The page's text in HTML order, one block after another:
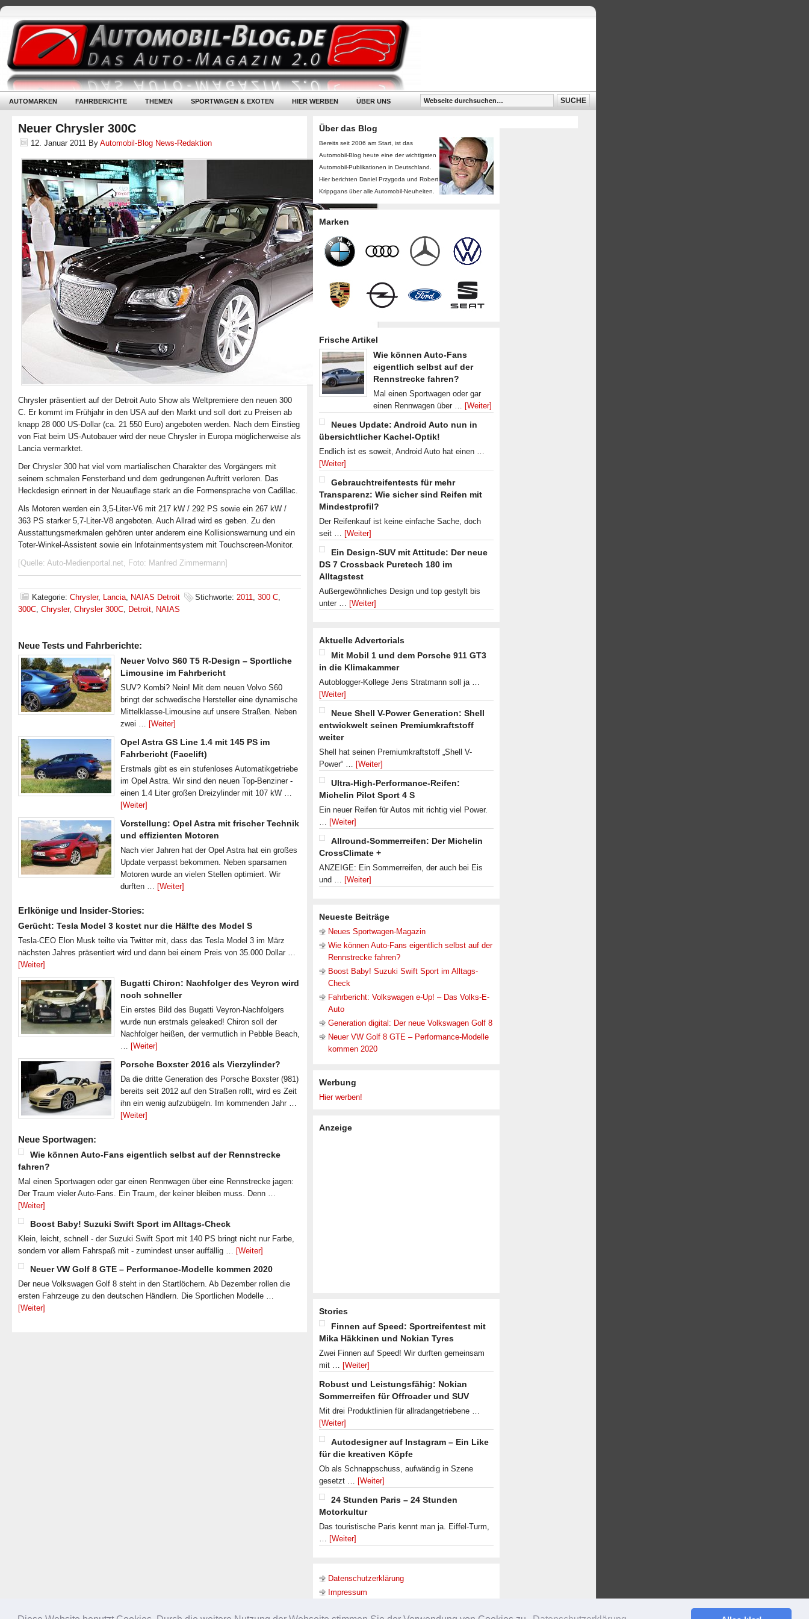
AUTOMARKEN FAHRBERICHTE THEMEN SPORTWAGEN & EXOTEN HIER WERBEN ÜBER UNS
Neuer Chrysler 300C
12. Januar 2011 By Automobil-Blog News-Redaktion
Chrysler präsentiert auf der Detroit Auto Show als Weltpremiere den neuen 300
C. Er kommt im Frühjahr in den USA auf den Markt und soll dort zu Preisen ab
knapp 28 000 US-Dollar (ca. 21 550 Euro) angeboten werden. Nach dem Einstieg
von Fiat beim US-Autobauer wird der neue Chrysler in Europa möglicherweise als
Lancia vermarktet.
Der Chrysler 300 hat viel vom martialischen Charakter des Vorgängers mit
seinem schmalen Fensterband und dem gedrungenen Auftritt verloren. Das
Heckdesign erinnert in der Neuauflage stark an die Formensprache von Cadillac.
Als Motoren werden ein 3,5-Liter-V6 mit 217 kW / 292 PS sowie ein 267 kW /
363 PS starker 5,7-Liter-V8 angeboten. Auch Allrad wird es geben. Zu den
Ausstattungsmerkmalen gehören unter anderem eine Kollisionswarnung und ein
Toter-Winkel-Assistent sowie ein Infotainmentsystem mit Touchscreen-Monitor.
[Quelle: Auto-Medienportal.net, Foto: Manfred Zimmermann]
Kategorie: Chrysler, Lancia, NAIAS Detroit Stichworte: 2011, 300 C,
300C, Chrysler, Chrysler 300C, Detroit, NAIAS
Neue Tests und Fahrberichte:
Neuer Volvo S60 T5 R-Design – Sportliche
Limousine im Fahrbericht
SUV? Kombi? Nein! Mit dem neuen Volvo S60
bringt der schwedische Hersteller eine dynamische
Mittelklasse-Limousine auf unsere Straßen. Neben
zwei … [Weiter]
Opel Astra GS Line 1.4 mit 145 PS im
Fahrbericht (Facelift)
Erstmals gibt es ein stufenloses Automatikgetriebe
im Opel Astra. Wir sind den neuen Top-Benziner -
einen 1.4 Liter großen Dreizylinder mit 107 kW …
[Weiter]
Vorstellung: Opel Astra mit frischer Technik
und effizienten Motoren
Nach vier Jahren hat der Opel Astra hat ein großes
Update verpasst bekommen. Neben sparsamen
Motoren wurde an vielen Stellen optimiert. Wir
durften … [Weiter]
Erlkönige und Insider-Stories:
Gerücht: Tesla Model 3 kostet nur die Hälfte des Model S
Tesla-CEO Elon Musk teilte via Twitter mit, dass das Tesla Model 3 im März
nächsten Jahres präsentiert wird und dann bei einem Preis von 35.000 Dollar …
[Weiter]
Bugatti Chiron: Nachfolger des Veyron wird
noch schneller
Ein erstes Bild des Bugatti Veyron-Nachfolgers
wurde nun erstmals geleaked! Chiron soll der
Nachfolger heißen, der vermutlich in Pebble Beach,
… [Weiter]
Porsche Boxster 2016 als Vierzylinder?
Da die dritte Generation des Porsche Boxster (981)
bereits seit 2012 auf den Straßen rollt, wird es Zeit
ihn ein wenig aufzubügeln. Im kommenden Jahr …
[Weiter]
Neue Sportwagen:
Wie können Auto-Fans eigentlich selbst auf der Rennstrecke
fahren?
Mal einen Sportwagen oder gar einen Rennwagen über eine Rennstrecke jagen:
Der Traum vieler Auto-Fans. Ein Traum, der keiner bleiben muss. Denn …
[Weiter]
Boost Baby! Suzuki Swift Sport im Alltags-Check
Klein, leicht, schnell - der Suzuki Swift Sport mit 140 PS bringt nicht nur Farbe,
sondern vor allem Fahrspaß mit - zumindest unser auffällig … [Weiter]
Neuer VW Golf 8 GTE – Performance-Modelle kommen 2020
Der neue Volkswagen Golf 8 steht in den Startlöchern. Ab Dezember rollen die
ersten Fahrzeuge zu den deutschen Händlern. Die Sportlichen Modelle …
[Weiter]
Über das Blog
Bereits seit 2006 am Start, ist das
Automobil-Blog heute eine der wichtigsten
Automobil-Publikationen in Deutschland.
Hier berichten Daniel Przygoda und Robert
Krippgans über alle Automobil-Neuheiten.
Marken
Frische Artikel
Wie können Auto-Fans
eigentlich selbst auf der
Rennstrecke fahren?
Mal einen Sportwagen oder gar
einen Rennwagen über … [Weiter]
Neues Update: Android Auto nun in
übersichtlicher Kachel-Optik!
Endlich ist es soweit, Android Auto hat einen …
[Weiter]
Gebrauchtreifentests für mehr
Transparenz: Wie sicher sind Reifen mit
Mindestprofil?
Der Reifenkauf ist keine einfache Sache, doch
seit … [Weiter]
Ein Design-SUV mit Attitude: Der neue
DS 7 Crossback Puretech 180 im
Alltagstest
Außergewöhnliches Design und top gestylt bis
unter … [Weiter]
Aktuelle Advertorials
Mit Mobil 1 und dem Porsche 911 GT3
in die Klimakammer
Autoblogger-Kollege Jens Stratmann soll ja …
[Weiter]
Neue Shell V-Power Generation: Shell
entwickwelt seinen Premiumkraftstoff
weiter
Shell hat seinen Premiumkraftstoff „Shell V-
Power“ … [Weiter]
Ultra-High-Performance-Reifen:
Michelin Pilot Sport 4 S
Ein neuer Reifen für Autos mit richtig viel Power.
… [Weiter]
Allround-Sommerreifen: Der Michelin
CrossClimate +
ANZEIGE: Ein Sommerreifen, der auch bei Eis
und … [Weiter]
Neueste Beiträge
Neues Sportwagen-Magazin
Wie können Auto-Fans eigentlich selbst auf der
Rennstrecke fahren?
Boost Baby! Suzuki Swift Sport im Alltags-
Check
Fahrbericht: Volkswagen e-Up! – Das Volks-E-
Auto
Generation digital: Der neue Volkswagen Golf 8
Neuer VW Golf 8 GTE – Performance-Modelle
kommen 2020
Werbung
Hier werben!
Anzeige
Stories
Finnen auf Speed: Sportreifentest mit
Mika Häkkinen und Nokian Tyres
Zwei Finnen auf Speed! Wir durften gemeinsam
mit … [Weiter]
Robust und Leistungsfähig: Nokian
Sommerreifen für Offroader und SUV
Mit drei Produktlinien für allradangetriebene …
[Weiter]
Autodesigner auf Instagram – Ein Like
für die kreativen Köpfe
Ob als Schnappschuss, aufwändig in Szene
gesetzt … [Weiter]
24 Stunden Paris – 24 Stunden
Motorkultur
Das touristische Paris kennt man ja. Eiffel-Turm,
… [Weiter]
Datenschutzerklärung
Impressum